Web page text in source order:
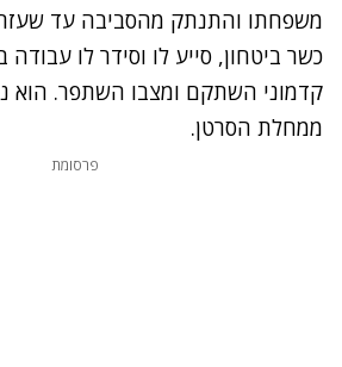
משפחתו והתנתק מהסביבה עד שעזר
כשר ביטחון, סייע לו וסידר לו
ממחלת הסרטן.
פרסומת